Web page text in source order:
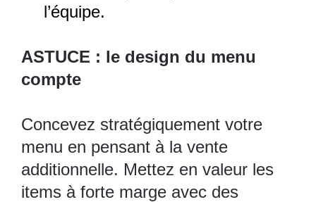
l’équipe.
ASTUCE : le design du menu
compte
Concevez stratégiquement votre
menu en pensant à la vente
additionnelle. Mettez en valeur les
items à forte marge avec des